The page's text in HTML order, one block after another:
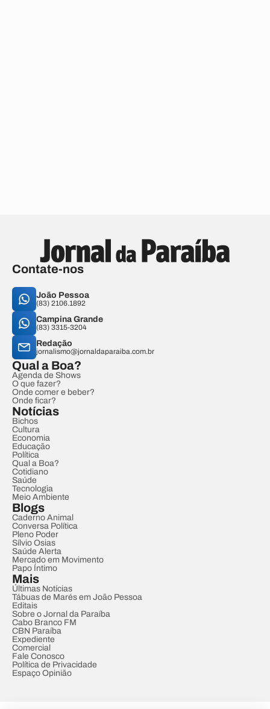
Contate-nos
João Pessoa
(83) 2106.1892
Campina Grande
(83) 3315-3204
Redação
jornalismo@jornaldaparaiba.com.br
Qual a Boa?
Agenda de Shows
O que fazer?
Onde comer e beber?
Onde ficar?
Notícias
Bichos
Cultura
Economia
Educação
Política
Qual a Boa?
Cotidiano
Saúde
Tecnologia
Meio Ambiente
Blogs
Caderno Animal
Conversa Política
Pleno Poder
Sílvio Osias
Saúde Alerta
Mercado em Movimento
Papo Íntimo
Mais
Últimas Notícias
Tábuas de Marés em João Pessoa
Editais
Sobre o Jornal da Paraíba
Cabo Branco FM
CBN Paraíba
Expediente
Comercial
Fale Conosco
Política de Privacidade
Espaço Opinião